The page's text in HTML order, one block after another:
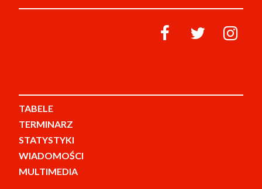
TABELE
TERMINARZ
STATYSTYKI
WIADOMOŚCI
MULTIMEDIA